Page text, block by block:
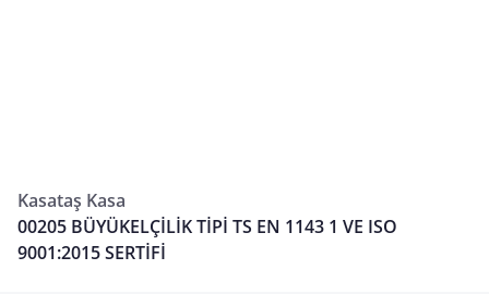
Kasataş Kasa
00205 BÜYÜKELÇİLİK TİPİ TS EN 1143 1 VE ISO
9001:2015 SERTİFİ